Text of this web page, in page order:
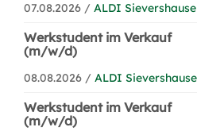
07.08.2026 / ALDI
Werkstudent im Verkauf
(m/w/d)
08.08.2026 / ALDI
Werkstudent im Verkauf
(m/w/d)